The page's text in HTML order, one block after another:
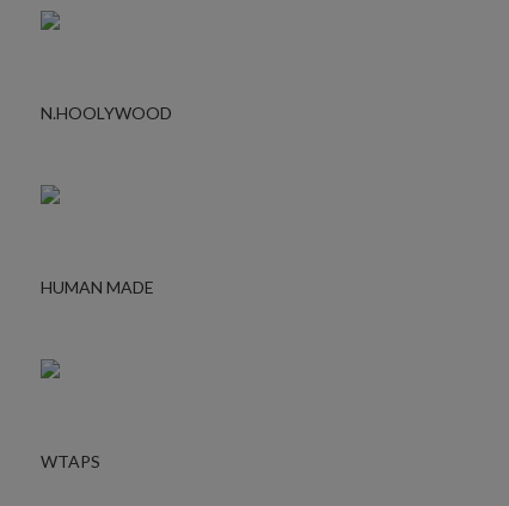
N.HOOLYWOOD
HUMAN MADE
WTAPS